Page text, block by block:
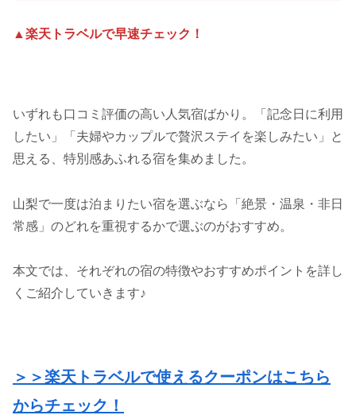
▲楽天トラベルで早速チェック！
いずれも口コミ評価の高い人気宿ばかり。「記念日に利用
したい」「夫婦やカップルで贅沢ステイを楽しみたい」と
思える、特別感あふれる宿を集めました。
山梨で一度は泊まりたい宿を選ぶなら「絶景・温泉・非日
常感」のどれを重視するかで選ぶのがおすすめ。
本文では、それぞれの宿の特徴やおすすめポイントを詳し
くご紹介していきます♪
＞＞楽天トラベルで使えるクーポンはこちら
からチェック！